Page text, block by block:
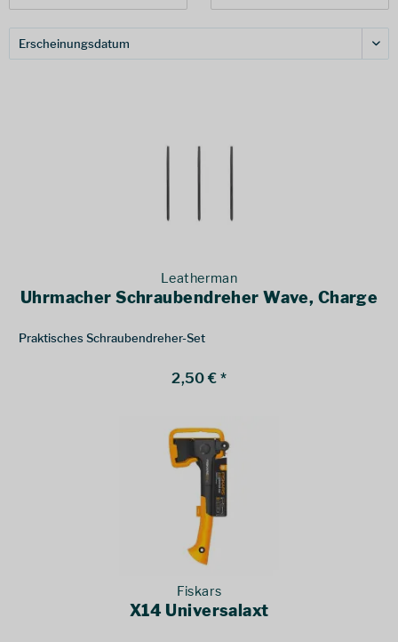
Leatherman
Uhrmacher Schraubendreher Wave, Charge
Praktisches Schraubendreher-Set
2,50 € *
Fiskars
X14 Universalaxt